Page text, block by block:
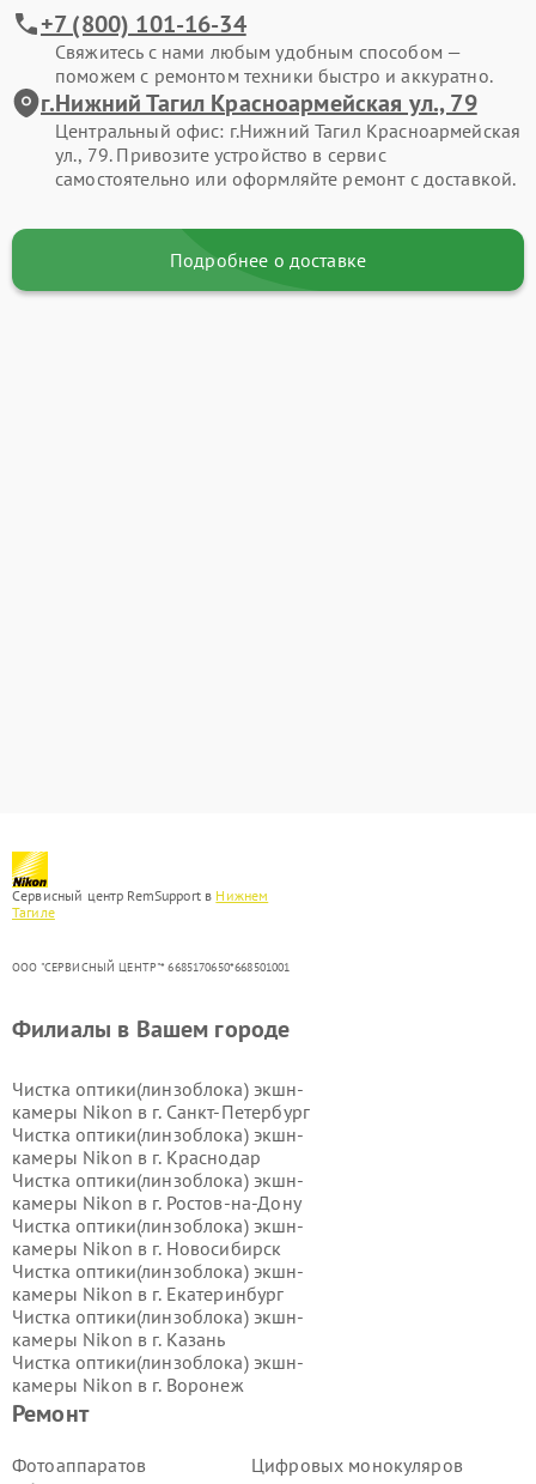
+7 (800) 101-16-34
Свяжитесь с нами любым удобным способом —
поможем с ремонтом техники быстро и аккуратно.
г.Нижний Тагил Красноармейская ул., 79
Центральный офис: г.Нижний Тагил Красноармейская
ул., 79. Привозите устройство в сервис
самостоятельно или оформляйте ремонт с доставкой.
Подробнее о доставке
Сервисный центр RemSupport в Нижнем
Тагиле
ООО "СЕРВИСНЫЙ ЦЕНТР"* 6685170650*668501001
Ремонт
Фотоаппаратов
Цифровых монокуляров
Филиалы в Вашем городе
Чистка оптики(линзоблока) экшн-
камеры Nikon в г. Санкт-Петербург
Чистка оптики(линзоблока) экшн-
камеры Nikon в г. Краснодар
Чистка оптики(линзоблока) экшн-
камеры Nikon в г. Ростов-на-Дону
Чистка оптики(линзоблока) экшн-
камеры Nikon в г. Новосибирск
Чистка оптики(линзоблока) экшн-
камеры Nikon в г. Екатеринбург
Чистка оптики(линзоблока) экшн-
камеры Nikon в г. Казань
Чистка оптики(линзоблока) экшн-
камеры Nikon в г. Воронеж
Чистка оптики(линзоблока) экшн-
Чистка оптики(линзоблока) экшн-
камеры Nikon в г.